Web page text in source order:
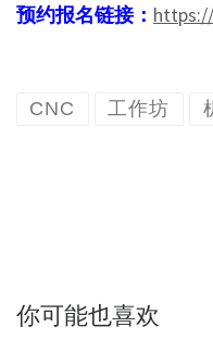
预约报名链接：
CNC 工作坊
你可能也喜欢